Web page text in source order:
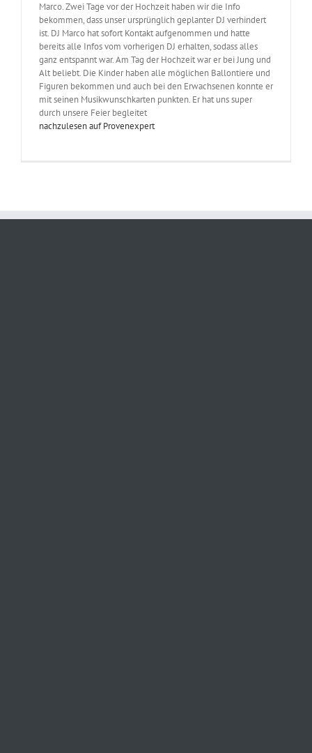
Marco. Zwei Tage vor der Hochzeit haben wir die Info
bekommen, dass unser ursprünglich geplanter DJ verhindert
ist. DJ Marco hat sofort Kontakt aufgenommen und hatte
bereits alle Infos vom vorherigen DJ erhalten, sodass alles
ganz entspannt war. Am Tag der Hochzeit war er bei Jung und
Alt beliebt. Die Kinder haben alle möglichen Ballontiere und
Figuren bekommen und auch bei den Erwachsenen konnte er
mit seinen Musikwunschkarten punkten. Er hat uns super
durch unsere Feier begleitet
nachzulesen auf Provenexpert